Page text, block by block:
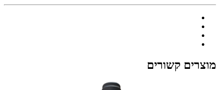
מוצרים קשורים